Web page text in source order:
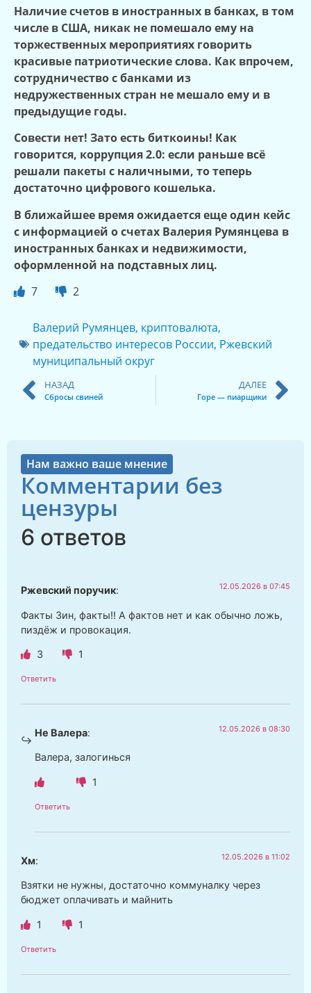
Наличие счетов в иностранных в банках, в том
числе в США, никак не помешало ему на
торжественных мероприятиях говорить
красивые патриотические слова. Как впрочем,
сотрудничество с банками из
недружественных стран не мешало ему и в
предыдущие годы.
Совести нет! Зато есть биткоины! Как
говорится, коррупция 2.0: если раньше всё
решали пакеты с наличными, то теперь
достаточно цифрового кошелька.
В ближайшее время ожидается еще один кейс
с информацией о счетах Валерия Румянцева в
иностранных банках и недвижимости,
оформленной на подставных лиц.
7
2
Валерий Румянцев, криптовалюта,
предательство интересов России, Ржевский
муниципальный округ
НАЗАД
Сбросы свиней
ДАЛЕЕ
Горе — пиарщики
Нам важно ваше мнение
Комментарии без
цензуры
6 ответов
Ржевский поручик: 12.05.2026 в 07:45
Факты Зин, факты!! А фактов нет и как обычно ложь,
пиздëж и провокация.
3 1
Ответить
Не Валера: 12.05.2026 в 08:30
Валера, залогинься
1
Ответить
Хм: 12.05.2026 в 11:02
Взятки не нужны, достаточно коммуналку через
бюджет оплачивать и майнить
1 1
Ответить